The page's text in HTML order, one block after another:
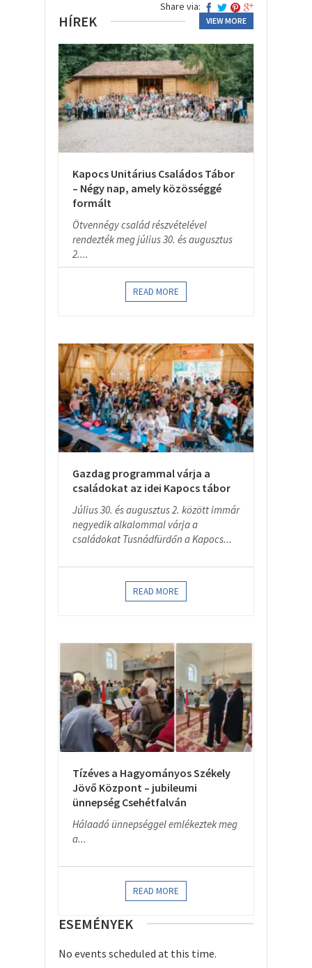
Share via:
HÍREK VIEW MORE
Kapocs Unitárius Családos Tábor
– Négy nap, amely közösséggé
formált
Ötvennégy család részvételével
rendezték meg július 30. és augusztus
2....
READ MORE
Gazdag programmal várja a
családokat az idei Kapocs tábor
Július 30. és augusztus 2. között immár
negyedik alkalommal várja a
családokat Tusnádfürdőn a Kapocs...
READ MORE
Tízéves a Hagyományos Székely
Jövő Központ – jubileumi
ünnepség Csehétfalván
Hálaadó ünnepséggel emlékeztek meg
a...
READ MORE
ESEMÉNYEK
No events scheduled at this time.